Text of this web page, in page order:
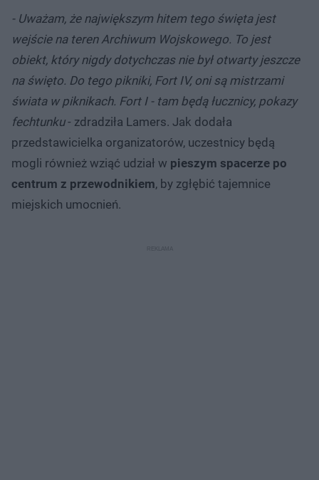
- Uważam, że największym hitem tego święta jest
wejście na teren Archiwum Wojskowego. To jest
obiekt, który nigdy dotychczas nie był otwarty jeszcze
na święto. Do tego pikniki, Fort IV, oni są mistrzami
świata w piknikach. Fort I - tam będą łucznicy, pokazy
fechtunku- zdradziła Lamers. Jak dodała
przedstawicielka organizatorów, uczestnicy będą
mogli również wziąć udział w pieszym spacerze po
centrum z przewodnikiem, by zgłębić tajemnice
miejskich umocnień.